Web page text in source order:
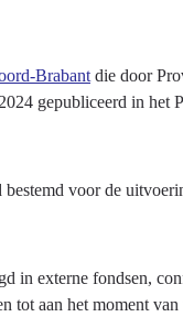
Brabant die door
gepubliceerd in het
voor de
in externe fondsen,
tot aan het moment